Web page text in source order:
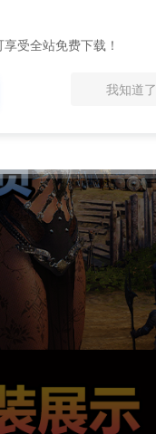
受全站免费下载！
我知道了